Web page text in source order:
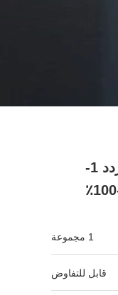
جولة سائق محرك DC بدون فرشات PWM تردد 1-
1 مجموعة
قابل للتفاوض